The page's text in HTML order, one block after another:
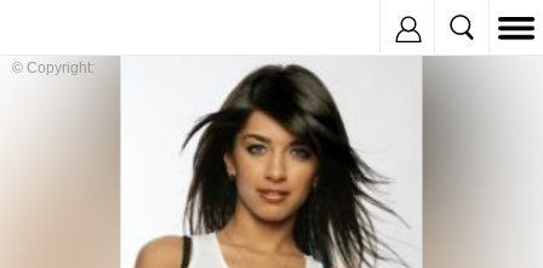
© Copyright: